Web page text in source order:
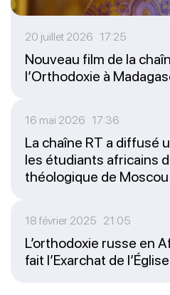
20 juillet 2026 17:25
Nouveau film de la
l’Orthodoxie à
16 mai 2026 17:36
La chaîne RT a diffusé
les étudiants africains
théologique de Moscou
18 février 2025 21:05
L’orthodoxie russe en
fait l’Exarchat de